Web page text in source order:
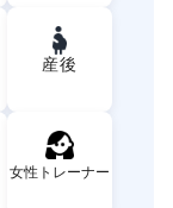
産後
女性トレーナー